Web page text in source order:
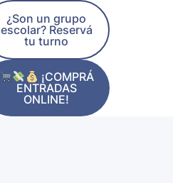
¿Son un grupo
escolar? Reservá
tu turno
¡COMPRÁ
ENTRADAS
ONLINE!